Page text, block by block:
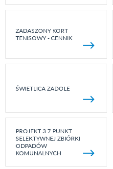
ZADASZONY KORT
TENISOWY - CENNIK
ŚWIETLICA ZADOLE
PROJEKT 3.7 PUNKT
SELEKTYWNEJ ZBIÓRKI
ODPADÓW
KOMUNALNYCH